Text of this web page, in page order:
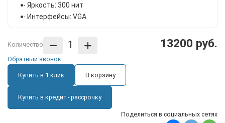
- Яркость: 300 нит
- Интерфейсы: VGA
Количество 13200 руб.
Обратный звонок
Купить в 1 клик В корзину
Купить в кредит - рассрочку
Поделиться в социальных сетях